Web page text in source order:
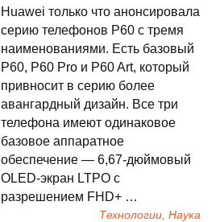
Huawei только что анонсировала
серию телефонов P60 с тремя
наименованиями. Есть базовый
P60, P60 Pro и P60 Art, который
привносит в серию более
авангардный дизайн. Все три
телефона имеют одинаковое
базовое аппаратное
обеспечение — 6,67-дюймовый
OLED-экран LTPO с
разрешением FHD+ …
Технологии, Наука